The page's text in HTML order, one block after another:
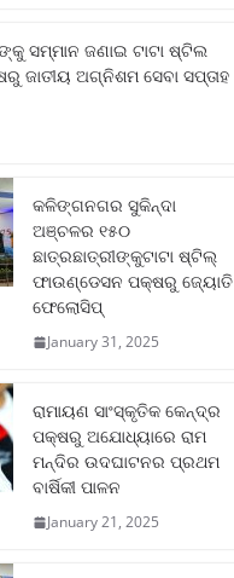
ସମ୍ମାନ ଜଣାଇ ଟାଟା ଷ୍ଟିଲ
ଅଗ୍ନିଶମ ସେବା ସପ୍ତାହ
କଳିଙ୍ଗନଗର ସୁକିନ୍ଦା
ଅଞ୍ଚଳର ୧୫୦
ଛାତ୍ରଛାତ୍ରୀଙ୍କୁଟାଟା ଷ୍ଟିଲ୍
ଫାଉଣ୍ଡେସନ ପକ୍ଷରୁ ଜ୍ୟୋତି
ଫେଲୋସିପ୍‌
January 31, 2025
ରାମାୟଣ ସାଂସ୍କୃତିକ କେନ୍ଦ୍ର
ପକ୍ଷରୁ ଅଯୋଧ୍ୟାରେ ରାମ
ମନ୍ଦିର ଉଦଘାଟନର ପ୍ରଥମ
ବାର୍ଷିକୀ ପାଳନ
January 21, 2025